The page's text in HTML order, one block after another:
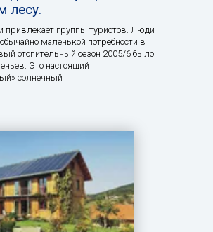
лесу.
привлекает группы туристов. Люди
маленькой потребности в
отопительный сезон 2005/6 было
Это настоящий
солнечный